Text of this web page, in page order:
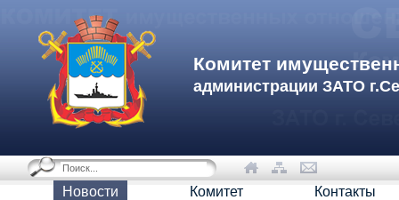
Комитет
администрации ЗАТО
Новости Комитет Контакты